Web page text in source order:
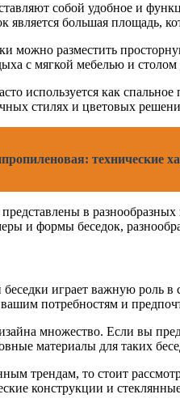
собой удобное и
является большая площадь,
можно разместить
с мягкой мебелью и
используется как
стилях и цветовых
технические
в
и формы беседок,
играет важную роль
потребностям и
множество. Если вы
материалы для таких
трендам, то стоит
конструкции и